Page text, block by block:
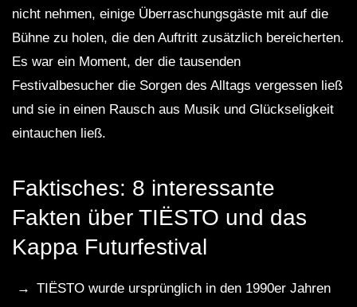
nicht nehmen, einige Überraschungsgäste mit auf die
Bühne zu holen, die den Auftritt zusätzlich bereicherten.
Es war ein Moment, der die tausenden
Festivalbesucher die Sorgen des Alltags vergessen ließ
und sie in einen Rausch aus Musik und Glückseligkeit
eintauchen ließ.
Faktisches: 8 interessante
Fakten über TIËSTO und das
Kappa Futurfestival
TIËSTO wurde ursprünglich in den 1990er Jahren